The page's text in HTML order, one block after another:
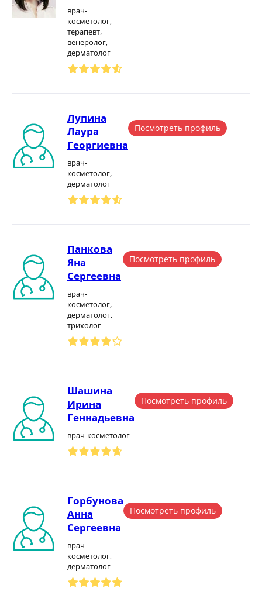
врач-
косметолог,
терапевт,
венеролог,
дерматолог
Лупина
Лаура
Георгиевна
врач-
косметолог,
дерматолог
Посмотреть профиль
Панкова
Яна
Сергеевна
врач-
косметолог,
дерматолог,
трихолог
Посмотреть профиль
Шашина
Ирина
Геннадьевна
врач-косметолог
Посмотреть профиль
Горбунова
Анна
Сергеевна
врач-
косметолог,
дерматолог
Посмотреть профиль